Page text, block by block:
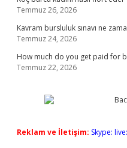
Temmuz 26, 2026
Kavram bursluluk sınavı ne
Temmuz 24, 2026
How much do you get paid for
Temmuz 22, 2026
Reklam ve İletişim: Skype: